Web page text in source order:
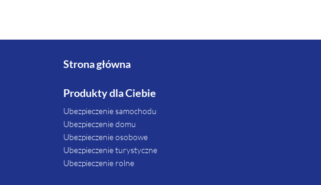
Strona główna
Produkty dla Ciebie
Ubezpieczenie samochodu
Ubezpieczenie domu
Ubezpieczenie osobowe
Ubezpieczenie turystyczne
Ubezpieczenie rolne